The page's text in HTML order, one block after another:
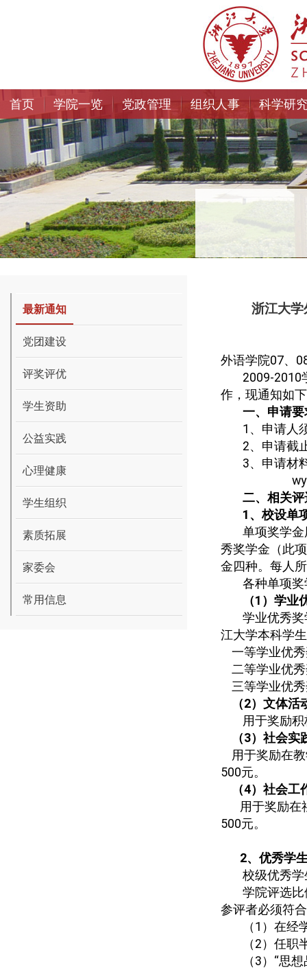
首页 学院一览 党政管理 组织人事 科学研
最新通知
党团建设
评奖评优
学生资助
公益实践
心理健康
学生组织
素质拓展
家委会
常用信息
浙江大
外语学院07、
2009-2010
作，现通知如
一、申请要
1 、申请人
2、申请截
3、申请材
二、相关
1、校设单
单项奖学
秀奖学金（此
金四种。每人
各种单项
（1 ）学业
学业优秀
江大学本科学
一等学业优
二等学业优
三等学业优
（2）文体活
用于奖励
（3）社会实
用于奖励在
500元。
（4）社会工
用于奖励在
500元。
2、优秀学
校级优秀
学院评选
参评者必须符
（1 ）在经
（2）任职
（3）“思